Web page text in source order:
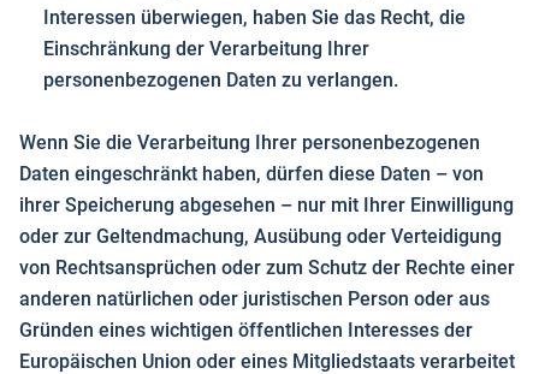
Interessen überwiegen, haben Sie das Recht, die
Einschränkung der Verarbeitung Ihrer
personenbezogenen Daten zu verlangen.
Wenn Sie die Verarbeitung Ihrer personenbezogenen
Daten eingeschränkt haben, dürfen diese Daten – von
ihrer Speicherung abgesehen – nur mit Ihrer Einwilligung
oder zur Geltendmachung, Ausübung oder Verteidigung
von Rechtsansprüchen oder zum Schutz der Rechte einer
anderen natürlichen oder juristischen Person oder aus
Gründen eines wichtigen öffentlichen Interesses der
Europäischen Union oder eines Mitgliedstaats verarbeitet